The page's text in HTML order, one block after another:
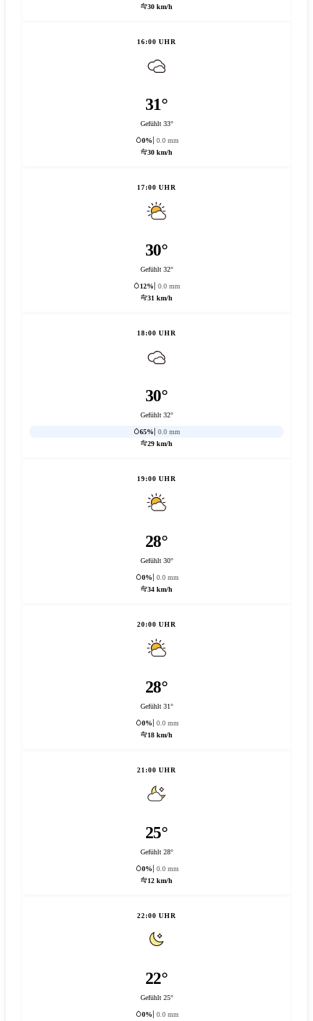
30 km/h
16:00 UHR
31°
Gefühlt 33°
0%
0.0 mm
30 km/h
17:00 UHR
30°
Gefühlt 32°
12%
0.0 mm
31 km/h
18:00 UHR
30°
Gefühlt 32°
65%
0.0 mm
29 km/h
19:00 UHR
28°
Gefühlt 30°
0%
0.0 mm
34 km/h
20:00 UHR
28°
Gefühlt 31°
0%
0.0 mm
18 km/h
21:00 UHR
25°
Gefühlt 28°
0%
0.0 mm
12 km/h
22:00 UHR
22°
Gefühlt 25°
0%
0.0 mm